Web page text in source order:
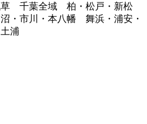
草 千葉全域 柏・松戸・新松
・市川・本八幡 舞浜・浦安・
浦